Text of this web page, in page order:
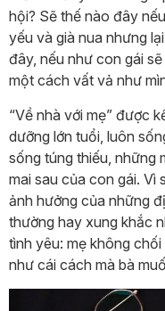
hội? Sẽ thế nào đây
yếu và già nua nhưng
đây, nếu như con gái
một cách vất vả như
“Về nhà với mẹ” được
dưỡng lớn tuổi, luôn
sống túng thiếu, những
mai sau của con gái. Vì
ảnh hưởng của những
thường hay xung khắc
tình yêu: mẹ không
như cái cách mà bà